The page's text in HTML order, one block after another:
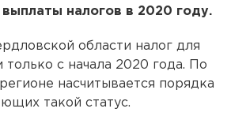
налогов в 2020 году.
области налог для
только с начала 2020 года. По
насчитывается порядка
такой статус.